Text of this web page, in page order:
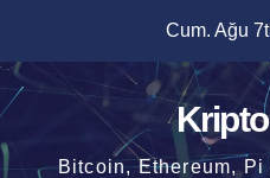
content
Cum. Ağu
Bitcoin, Ethereum,